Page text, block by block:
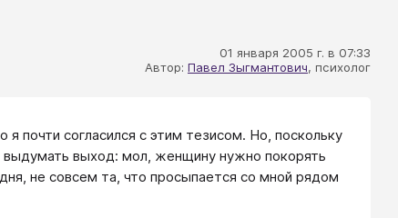
01 января 2005 г. в 07:33
Автор: Павел Зыгмантович, психолог
почти согласился с этим тезисом. Но, поскольку
выдумать выход: мол, женщину нужно покорять
не совсем та, что просыпается со мной рядом